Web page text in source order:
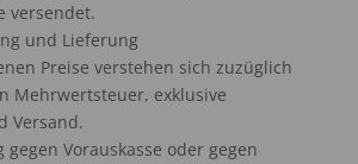
versendet.
und Lieferung
Preise verstehen sich zuzüglich
Mehrwertsteuer, exklusive
Versand.
gegen Vorauskasse oder gegen